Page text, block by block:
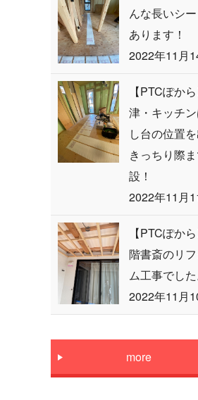
んな長いシ
あります！
2022年11月
【PTCぽか
津・キッチ
し台の位置
きっちり際
設！
2022年11月
【PTCぽか
階書斎のリ
ム工事でした
2022年11月
more